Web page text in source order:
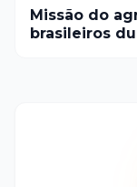
Missão do
brasileiros